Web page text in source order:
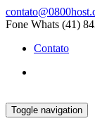
Fone Whats (41)
Contato
Toggle navigation